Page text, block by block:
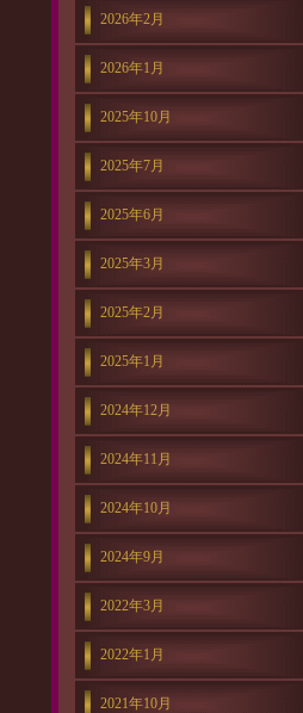
2026年2月
2026年1月
2025年10月
2025年7月
2025年6月
2025年3月
2025年2月
2025年1月
2024年12月
2024年11月
2024年10月
2024年9月
2022年3月
2022年1月
2021年10月